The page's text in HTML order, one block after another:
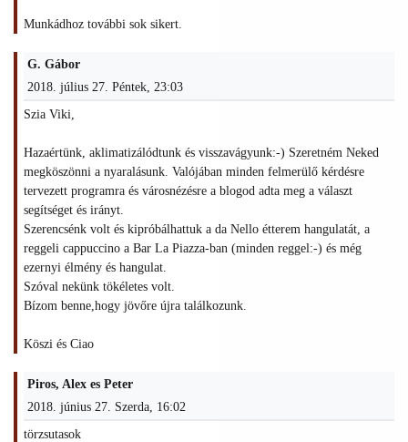
Munkádhoz további sok sikert.
G. Gábor
2018. július 27. Péntek, 23:03
Szia Viki,
Hazaértünk, aklimatizálódtunk és visszavágyunk:-) Szeretném Neked
megköszönni a nyaralásunk. Valójában minden felmerülő kérdésre
tervezett programra és városnézésre a blogod adta meg a választ
segítséget és irányt.
Szerencsénk volt és kipróbálhattuk a da Nello étterem hangulatát, a
reggeli cappuccino a Bar La Piazza-ban (minden reggel:-) és még
ezernyi élmény és hangulat.
Szóval nekünk tökéletes volt.
Bízom benne,hogy jövőre újra találkozunk.
Köszi és Ciao
Piros, Alex es Peter
2018. június 27. Szerda, 16:02
törzsutasok